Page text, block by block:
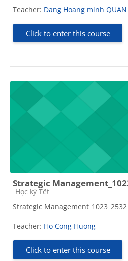
Teacher: Dang Hoang minh QUAN
Click to enter this course
Strategic
Course category
Học kỳ Tết
Strategic Management_1023_2532
Teacher: Ho Cong Huong
Click to enter this course